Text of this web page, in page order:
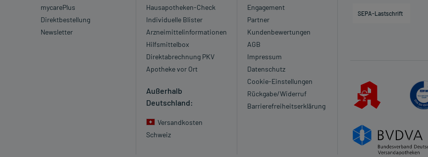
mycarePlus
Direktbestellung
Newsletter
Hausapotheken-Check
Individuelle Blister
Arzneimittelinformationen
Hilfsmittelbox
Direktabrechnung PKV
Apotheke vor Ort
Außerhalb
Deutschland:
Versandkosten
Schweiz
Engagement
Partner
Kundenbewertungen
AGB
Impressum
Datenschutz
Cookie-Einstellungen
Rückgabe/Widerruf
Barrierefreiheitserklärung
SEPA-Lastschrift